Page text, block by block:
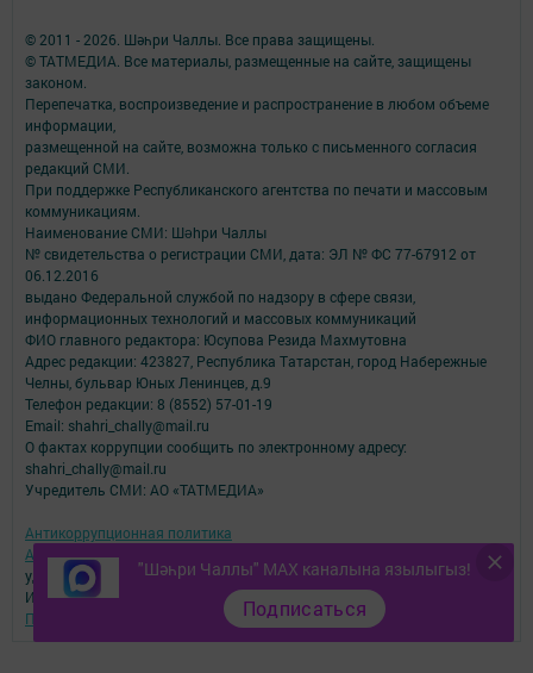
"Шәһри Чаллы" MAX каналына язылыгыз!
Подписаться
© 2011 - 2026. Шәһри Чаллы. Все права защищены.
© ТАТМЕДИА. Все материалы, размещенные на сайте, защищены
законом.
Перепечатка, воспроизведение и распространение в любом объеме
информации,
размещенной на сайте, возможна только с письменного согласия
редакций СМИ.
При поддержке Республиканского агентства по печати и массовым
коммуникациям.
Наименование СМИ: Шəhри Чаллы
№ свидетельства о регистрации СМИ, дата: ЭЛ № ФС 77-67912 от
06.12.2016
выдано Федеральной службой по надзору в сфере связи,
информационных технологий и массовых коммуникаций
ФИО главного редактора: Юсупова Резида Махмутовна
Адрес редакции: 423827, Республика Татарстан, город Набережные
Челны, бульвар Юных Ленинцев, д.9
Телефон редакции: 8 (8552) 57-01-19
Email: shahri_chally@mail.ru
О фактах коррупции сообщить по электронному адресу:
shahri_chally@mail.ru
Учредитель СМИ: АО «ТАТМЕДИА»
Антикоррупционная политика
АО «ТАТМЕДИА» использует «cookie»
для персонализации сервисов и
удобства пользователей сайтом.
Использование «cookie» можно отменить в настройках браузера.
Политика конфиденциальности